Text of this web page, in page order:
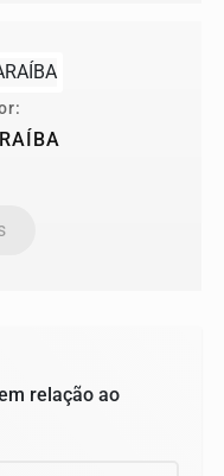
relação ao